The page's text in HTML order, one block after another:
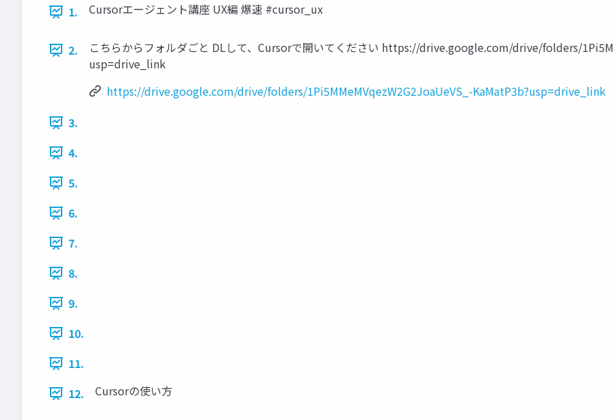
1.
Cursorエージェント講座 UX編 爆速 #cursor_ux
2.
こちらからフォルダごと DLして、Cursorで開いてください https://drive.google.com/drive/folders/
usp=drive_link
https://drive.google.com/drive/folders/1Pi5MMeMVqezW2G2JoaUeVS_-KaMatP3b?usp=drive_link
3.
4.
5.
6.
7.
8.
9.
10.
11.
12.
Cursorの使い方